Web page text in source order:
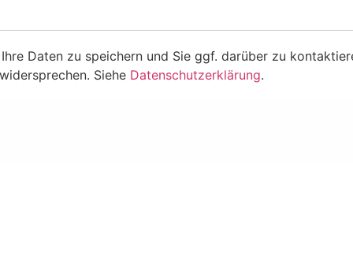
Daten zu speichern und Sie ggf. darüber zu
Siehe Datenschutzerklärung.